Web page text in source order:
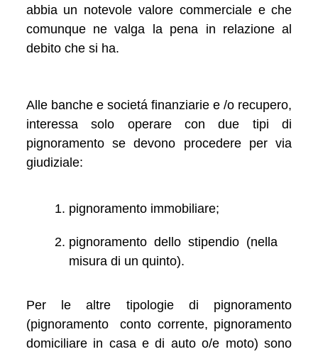
abbia un notevole valore commerciale e che
comunque ne valga la pena in relazione al
debito che si ha.
Alle banche e societá finanziarie e /o recupero,
interessa solo operare con due tipi di
pignoramento se devono procedere per via
giudiziale:
pignoramento immobiliare;
pignoramento dello stipendio (nella
misura di un quinto).
Per le altre tipologie di pignoramento
(pignoramento conto corrente, pignoramento
domiciliare in casa e di auto o/e moto) sono